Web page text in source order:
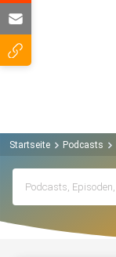
Startseite Podcasts